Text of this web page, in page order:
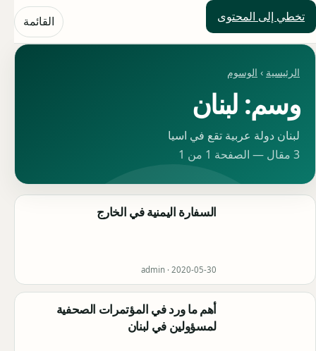
تخطي إلى المحتوى
حلول العالم القائمة
الرئيسية › الوسوم
وسم: لبنان
لبنان دولة عربية تقع في اسيا
3 مقال — الصفحة 1 من 1
السفارة اليمنية في الخارج
admin · 2020-05-30
أهم ما ورد في المؤتمرات الصحفية
لمسؤولين في لبنان